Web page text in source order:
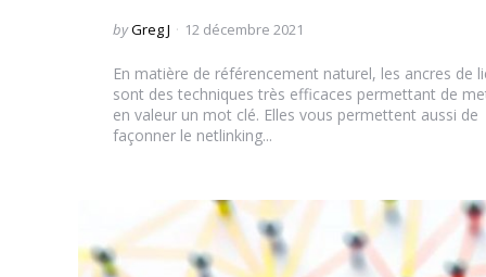
Posted
byGreg J 12 décembre 2021
En matière de référencement naturel, les ancres de
sont des techniques très efficaces permettant de
en valeur un mot clé. Elles vous permettent aussi de
façonner le netlinking...